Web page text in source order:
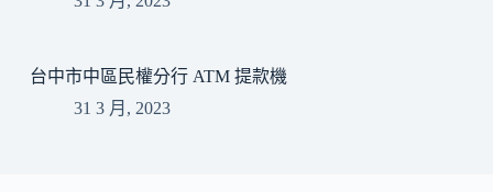
台中市中區民權分行 ATM 提款機
31 3 月, 2023